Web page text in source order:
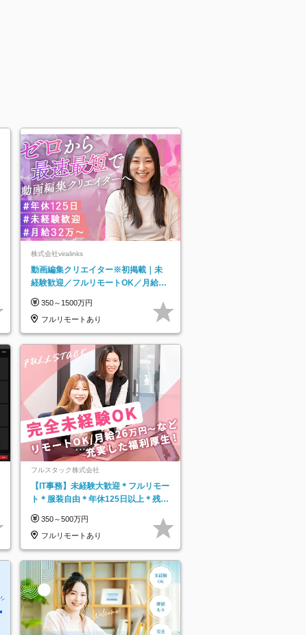
株式会社viralinks
動画編集クリエイター※初掲載｜未
経験歓迎／フルリモートOK／月給32
350～1500万円
フルリモートあり
フルスタック株式会社
【IT事務】未経験大歓迎＊フルリモー
ト＊服装自由＊年休125日以上＊残業
350～500万円
フルリモートあり